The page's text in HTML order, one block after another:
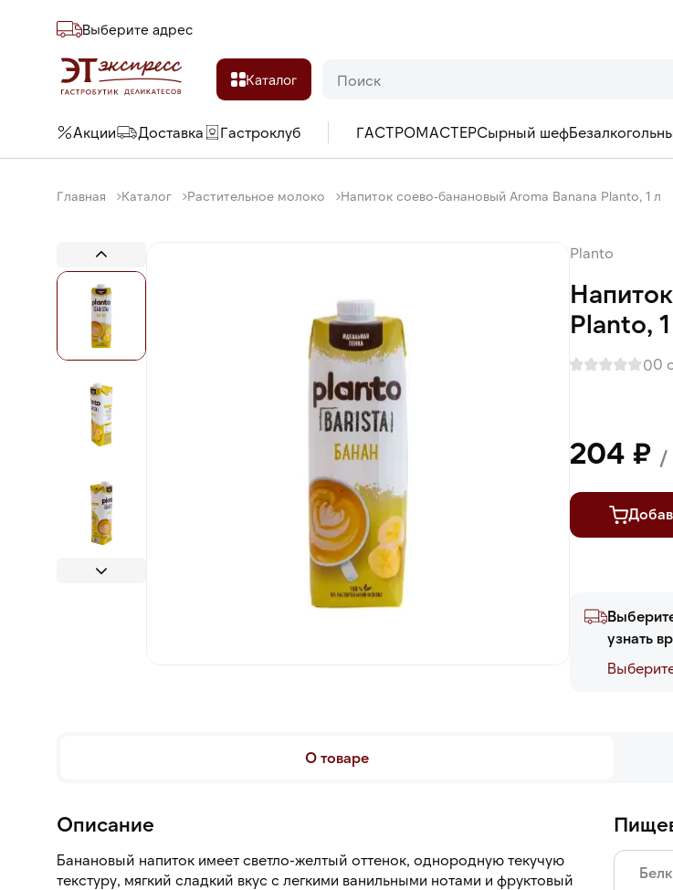
Выберите адреc
Каталог
Акции Доставка Гастроклуб ГАСТРОМАСТЕРСырный шеф
Главная Каталог Растительное молоко Напиток соево-банановый Aroma Banana Planto, 1 л
Planto
Planto,
00
204 ₽ /
узнать
О товаре
Описание
Банановый напиток имеет светло-желтый оттенок, однородную текучую
текстуру, мягкий сладкий вкус с легкими ванильными нотами и фруктовый